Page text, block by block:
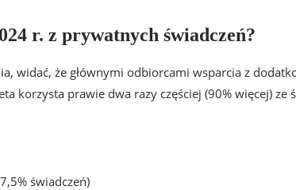
r. z prywatnych świadczeń?
widać, że głównymi odbiorcami wsparcia z
korzysta prawie dwa razy częściej (90% więcej) ze
świadczeń)